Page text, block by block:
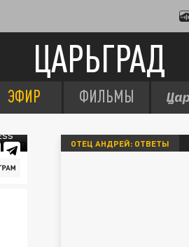
ЦАРЬГРАД
ЭФИР ФИЛЬМЫ
ОТЕЦ АНДРЕЙ: ОТВЕТЫ